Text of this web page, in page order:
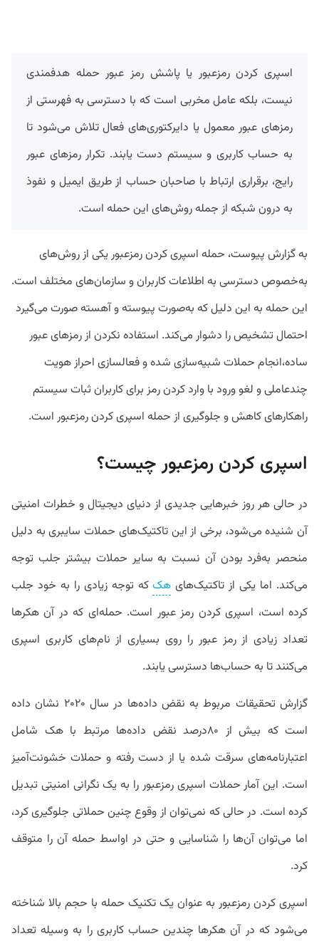
اسپری کردن رمزعبور یا پاشش رمز عبور حمله هدفمندی
نیست، بلکه عامل مخربی است که با دسترسی به فهرستی از
رمزهای عبور معمول یا دایرکتوری‌های فعال تلاش می‌شود تا
به حساب‌ کاربری و سیستم دست یابند. تکرار رمزهای عبور
رایج، برقراری ارتباط با صاحبان حساب از طریق ایمیل و نفوذ
به درون شبکه از جمله روش‌های این حمله است.
به گزارش پیوست، حمله اسپری کردن رمزعبور یکی از روش‌های
به‌خصوص دسترسی به اطلاعات کاربران و سازمان‌های مختلف است.
این حمله به این دلیل که به‌صورت پیوسته و آهسته صورت می‌گیرد
احتمال تشخیص را دشوار می‌کند. استفاده نکردن از رمزهای عبور
ساده،انجام حملات شبیه‌سازی شده و فعالسازی احراز هویت
چندعاملی و لغو ورود با وارد کردن رمز برای کاربران ثبات سیستم
راهکارهای کاهش و جلوگیری از حمله اسپری کردن رمزعبور است.
اسپری کردن رمزعبور چیست؟
در حالی هر روز خبرهایی جدیدی از دنیای دیجیتال و خطرات امنیتی
آن شنیده می‌شود، برخی از این تاکتیک‌های حملات سایبری به دلیل
منحصر به‌فرد بودن آن نسبت به سایر حملات بیشتر جلب توجه
می‌کند. اما یکی از تاکتیک‌های هککه توجه زیادی را به خود جلب
کرده است، اسپری کردن رمز عبور است. حمله‌ای که در آن هکرها
تعداد زیادی از رمز عبور را روی بسیاری از نام‌های کاربری اسپری
می‌کنند تا به حساب‌ها دسترسی یابند.
گزارش تحقیقات مربوط به نقض داده‌ها در سال ۲۰۲۰ نشان داده
است که بیش از ۸۰درصد نقض داده‌ها مرتبط با هک شامل
اعتبارنامه‌های سرقت شده یا از دست رفته و حملات خشونت‌آمیز
است. این آمار حملات اسپری رمزعبور را به یک نگرانی امنیتی تبدیل
کرده است. در حالی که نمی‌توان از وقوع چنین حملاتی جلوگیری کرد،
اما می‌توان آن‌ها را شناسایی و حتی در اواسط حمله آن را متوقف
کرد.
اسپری کردن رمزعبور به عنوان یک تکنیک حمله با حجم بالا شناخته
می‌شود که در آن هکرها چندین حساب کاربری را به وسیله تعداد